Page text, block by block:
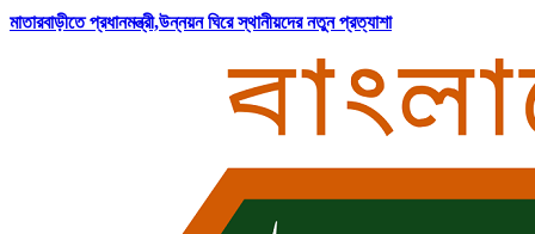
মাতারবাড়ীতে প্রধানমন্ত্রী,উন্নয়ন ঘিরে স্থানীয়দের নতুন প্রত্যাশা